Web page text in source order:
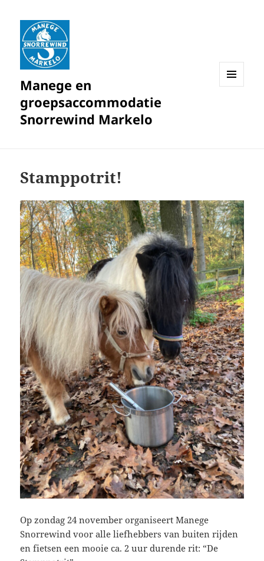
Manege en
groepsaccommodatie
Snorrewind Markelo
Stamppotrit!
Op zondag 24 november organiseert Manege
Snorrewind voor alle liefhebbers van buiten rijden
en fietsen een mooie ca. 2 uur durende rit: “De